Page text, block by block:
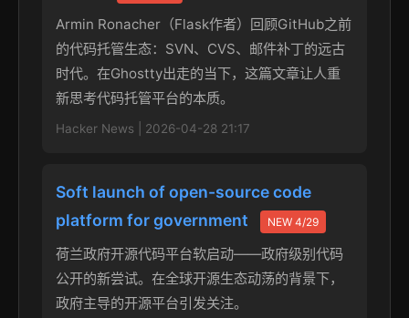
Armin Ronacher（Flask作者）回顾GitHub之前
的代码托管生态：SVN、CVS、邮件补丁的远古
时代。在Ghostty出走的当下，这篇文章让人重
新思考代码托管平台的本质。
Hacker News | 2026-04-28 21:17
Soft launch of open-source code
platform for government
NEW 4/29
荷兰政府开源代码平台软启动——政府级别代码
公开的新尝试。在全球开源生态动荡的背景下，
政府主导的开源平台引发关注。